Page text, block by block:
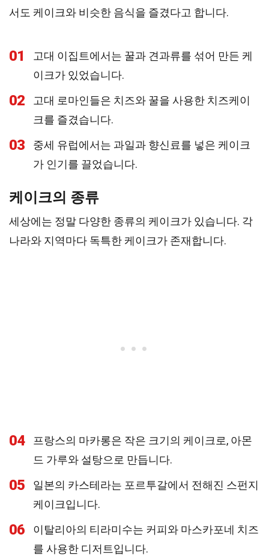
서도 케이크와 비슷한 음식을 즐겼다고 합니다.
01
고대 이집트에서는 꿀과 견과류를 섞어 만든 케
이크가 있었습니다.
02
고대 로마인들은 치즈와 꿀을 사용한 치즈케이
크를 즐겼습니다.
03
중세 유럽에서는 과일과 향신료를 넣은 케이크
가 인기를 끌었습니다.
케이크의 종류
세상에는 정말 다양한 종류의 케이크가 있습니다. 각
나라와 지역마다 독특한 케이크가 존재합니다.
04
프랑스의 마카롱은 작은 크기의 케이크로, 아몬
드 가루와 설탕으로 만듭니다.
05
일본의 카스테라는 포르투갈에서 전해진 스펀지
케이크입니다.
06
이탈리아의 티라미수는 커피와 마스카포네 치즈
를 사용한 디저트입니다.